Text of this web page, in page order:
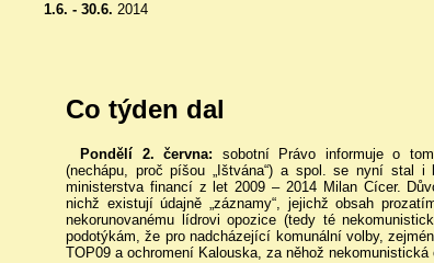
1.6. - 30.6. 2014
Co týden dal
Pondělí 2. června: sobotní Právo informuje o
(nechápu, proč píšou „Ištvána“) a spol. se nyní stal i
ministerstva financí z let 2009 – 2014 Milan Cícer.
nichž existují údajně „záznamy“, jejichž obsah
nekorunovanému lídrovi opozice (tedy té
podotýkám, že pro nadcházející komunální volby,
TOP09 a ochromení Kalouska, za něhož